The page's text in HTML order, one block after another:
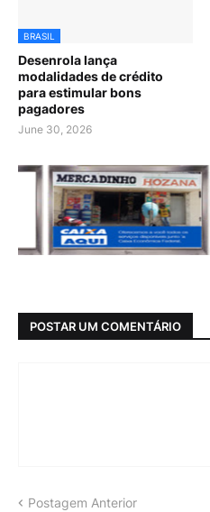
BRASIL
Desenrola lança
modalidades de crédito
para estimular bons
pagadores
June 30, 2026
POSTAR UM COMENTÁRIO
Postagem Anterior